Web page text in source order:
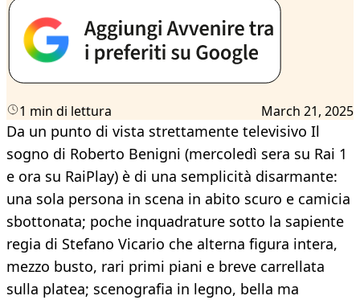
1 min di lettura March 21, 2025
Da un punto di vista strettamente televisivo Il
sogno di Roberto Benigni (mercoledì sera su Rai 1
e ora su RaiPlay) è di una semplicità disarmante:
una sola persona in scena in abito scuro e camicia
sbottonata; poche inquadrature sotto la sapiente
regia di Stefano Vicario che alterna figura intera,
mezzo busto, rari primi piani e breve carrellata
sulla platea; scenografia in legno, bella ma